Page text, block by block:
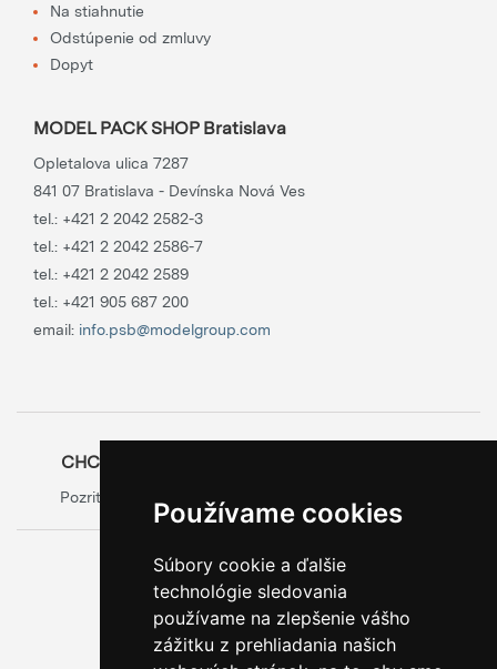
Používame cookies
Súbory cookie a ďalšie
technológie sledovania
používame na zlepšenie vášho
zážitku z prehliadania našich
Na stiahnutie
Odstúpenie od zmluvy
Dopyt
MODEL PACK SHOP Bratislava
Opletalova ulica 7287
841 07 Bratislava - Devínska Nová Ves
tel.: +421 2 2042 2582-3
tel.: +421 2 2042 2586-7
tel.: +421 2 2042 2589
tel.: +421 905 687 200
email: info.psb@modelgroup.com
CHCETE SA O OBALOCH DOZVEDIEŤ VIAC?
Pozrite si oficiálny web výrobcu obalov
0800 888 123
BEZPLATNÁ INFOLINKA